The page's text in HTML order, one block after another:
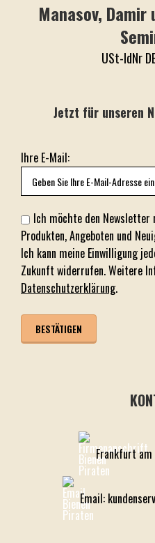
Manasov,
USt-IdNr
Jetzt für unseren
Ihre E-Mail:
Ich möchte den
Produkten, Angeboten und
Ich kann meine Einwilligung
Zukunft widerrufen. Weitere
Datenschutzerklärung.
Frankfurt am
Email: